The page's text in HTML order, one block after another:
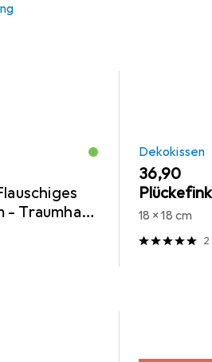
- Traumhaft
Fell-Optik,
Dekokissen
EUR
36,90
18 x 18 cm
2